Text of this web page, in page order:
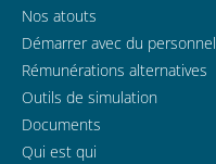
Nos atouts
Démarrer avec du personnel
Rémunérations alternatives
Outils de simulation
Documents
Qui est qui